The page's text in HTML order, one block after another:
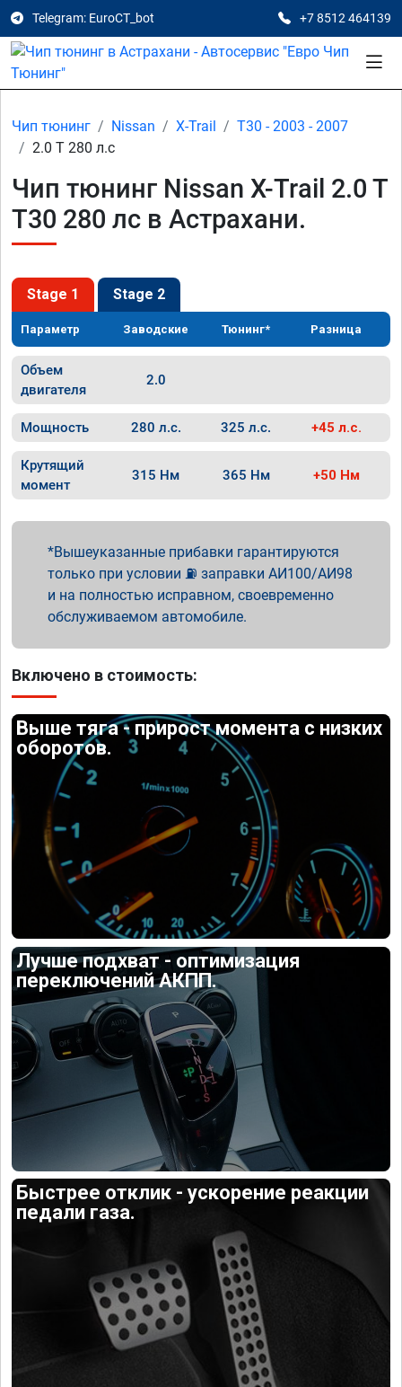
Telegram: EuroCT_bot +7 8512 464139
Чип тюнинг Nissan X-Trail
T30 - 2003 - 2007
2.0 T 280 л.с
Чип тюнинг Nissan X-Trail 2.0 T
T30 280 лс в Астрахани.
Stage 1 Stage 2
Параметр Заводские Тюнинг* Разница
Объем
двигателя
2.0
Мощность 280 л.с. 325 л.с. +45 л.с.
Крутящий
момент
315 Нм 365 Нм +50 Нм
Вышеуказанные прибавки гарантируются
только при условии ⛽ заправки АИ100/АИ98
и на полностью исправном, своевременно
обслуживаемом автомобиле.
Включено в стоимость:
Выше тяга - прирост момента с низких
оборотов.
Лучше подхват - оптимизация
переключений АКПП.
Быстрее отклик - ускорение реакции
педали газа.